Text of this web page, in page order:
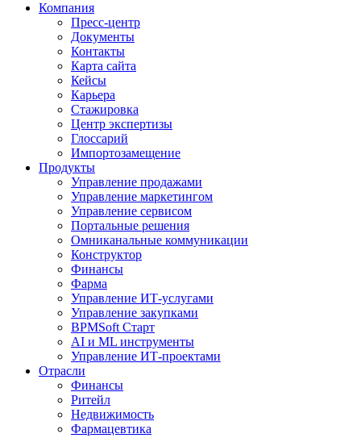
Компания
Пресс-центр
Документы
Контакты
Карта сайта
Кейсы
Карьера
Стажировка
Центр экспертизы
Глоссарий
Импортозамещение
Продукты
Управление продажами
Управление маркетингом
Управление сервисом
Портальные решения
Омниканальные коммуникации
Конструктор
Финансы
Фарма
Управление ИТ-услугами
Управление закупками
BPMSoft Старт
AI и ML инструменты
Управление ИТ-проектами
Отрасли
Финансы
Ритейл
Недвижимость
Фармацевтика